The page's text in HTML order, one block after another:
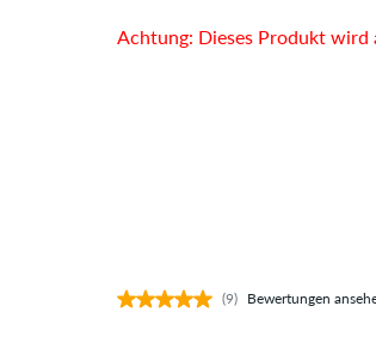
Achtung: Dieses Produkt wird
(9) Bewertungen